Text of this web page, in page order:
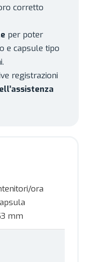
corretto
per poter
e capsule tipo
registrazioni
ora
mm